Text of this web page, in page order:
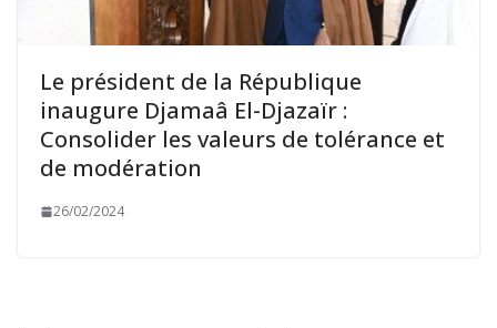
Le président de la République
inaugure Djamaâ El-Djazaïr :
Consolider les valeurs de tolérance et
de modération
26/02/2024